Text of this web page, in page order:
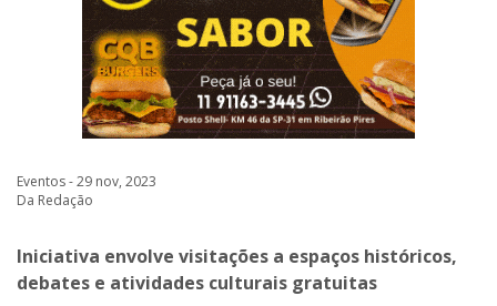
Eventos - 29 nov, 2023
Da Redação
Iniciativa envolve visitações a espaços históricos,
debates e atividades culturais gratuitas